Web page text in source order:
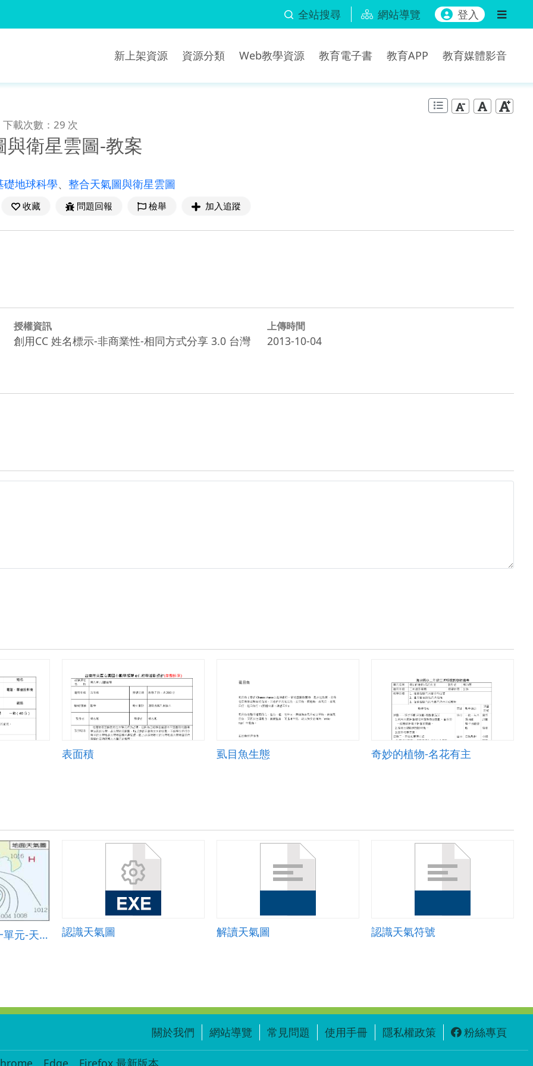
全站搜尋 網站導覽 登入
新上架資源 資源分類 Web教學資源 教育電子書 教育APP 教育媒體影音
下載次數：29 次
與衛星雲圖-教案
礎地球科學、 整合天氣圖與衛星雲圖
收藏 問題回報 檢舉 加入追蹤
授權資訊
創用CC 姓名標示-非商業性-相同方式分享 3.0 台灣
上傳時間
2013-10-04
表面積 虱目魚生態 奇妙的植物-名花有主
六上康軒版自然第一單元-天氣的變化 認識天氣圖 解讀天氣圖 認識天氣符號
關於我們 網站導覽 常見問題 使用手冊 隱私權政策 粉絲專頁